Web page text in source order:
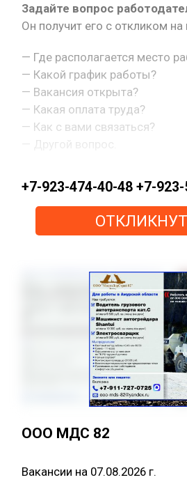
Задайте вопрос
Он получит его с откликом
— Где располагается место
— Какой график работы?
— Вакансия открыта?
— Какая оплата труда?
— Как с вами связаться?
+7-923-474-40-48 +7-
ООО МДС 82
Вакансии на 07.08.2026 г.